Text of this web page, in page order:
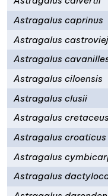
Astragalus caprinus
Astragalus
Astragalus
Astragalus ciloensis
Astragalus clusii
Astragalus cretaceus
Astragalus croaticus
Astragalus
Astragalus